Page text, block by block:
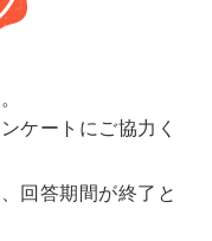
ケートにご協力く
回答期間が終了と